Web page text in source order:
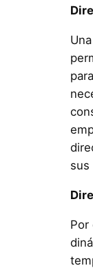
sus
Por